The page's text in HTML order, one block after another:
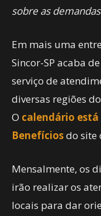
sobre as
Em mais uma
Sincor-SP acaba
serviço de
diversas regiões
O calendário
Benefíciosdo site
Mensalmente, os
irão realizar os
locais para dar